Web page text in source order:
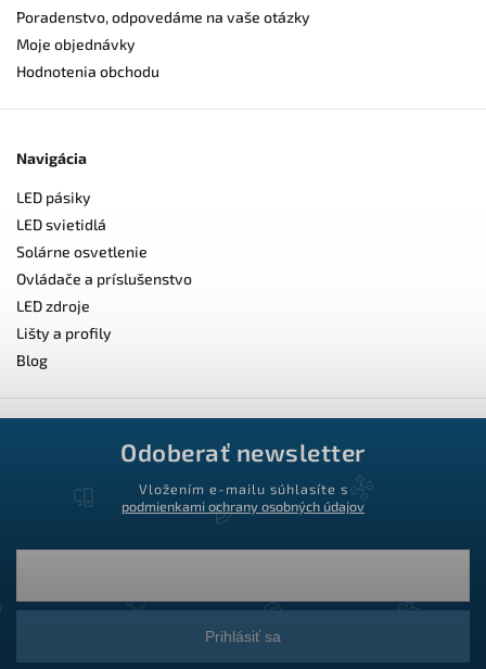
Poradenstvo, odpovedáme na vaše otázky
Moje objednávky
Hodnotenia obchodu
Navigácia
LED pásiky
LED svietidlá
Solárne osvetlenie
Ovládače a príslušenstvo
LED zdroje
Lišty a profily
Blog
Odoberať newsletter
Vložením e-mailu súhlasíte s
podmienkami ochrany osobných údajov
Prihlásiť sa